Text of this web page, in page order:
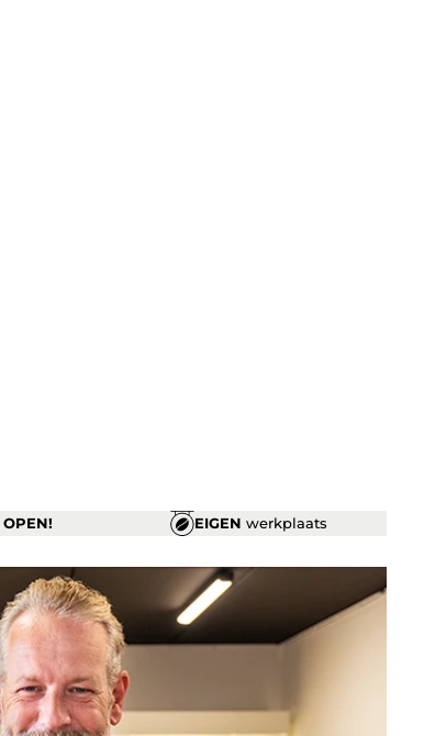
OPEN! EIGEN werkplaats